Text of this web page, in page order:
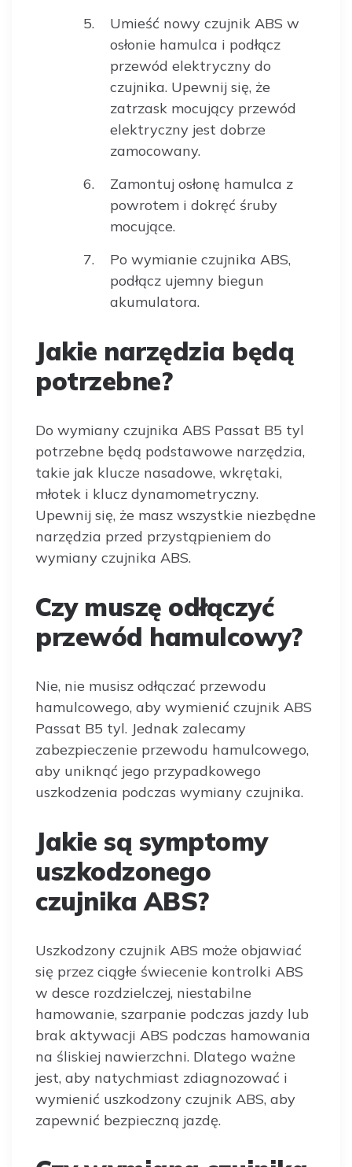
Umieść nowy czujnik ABS w
osłonie hamulca i podłącz
przewód elektryczny do
czujnika. Upewnij się, że
zatrzask mocujący przewód
elektryczny jest dobrze
zamocowany.
Zamontuj osłonę hamulca z
powrotem i dokręć śruby
mocujące.
Po wymianie czujnika ABS,
podłącz ujemny biegun
akumulatora.
Jakie narzędzia będą
potrzebne?
Do wymiany czujnika ABS Passat B5 tyl
potrzebne będą podstawowe narzędzia,
takie jak klucze nasadowe, wkrętaki,
młotek i klucz dynamometryczny.
Upewnij się, że masz wszystkie niezbędne
narzędzia przed przystąpieniem do
wymiany czujnika ABS.
Czy muszę odłączyć
przewód hamulcowy?
Nie, nie musisz odłączać przewodu
hamulcowego, aby wymienić czujnik ABS
Passat B5 tyl. Jednak zalecamy
zabezpieczenie przewodu hamulcowego,
aby uniknąć jego przypadkowego
uszkodzenia podczas wymiany czujnika.
Jakie są symptomy
uszkodzonego
czujnika ABS?
Uszkodzony czujnik ABS może objawiać
się przez ciągłe świecenie kontrolki ABS
w desce rozdzielczej, niestabilne
hamowanie, szarpanie podczas jazdy lub
brak aktywacji ABS podczas hamowania
na śliskiej nawierzchni. Dlatego ważne
jest, aby natychmiast zdiagnozować i
wymienić uszkodzony czujnik ABS, aby
zapewnić bezpieczną jazdę.